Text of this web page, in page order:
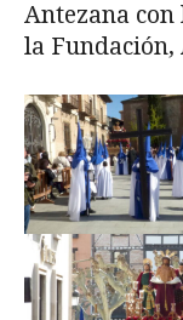
Antezana
la Fundación,